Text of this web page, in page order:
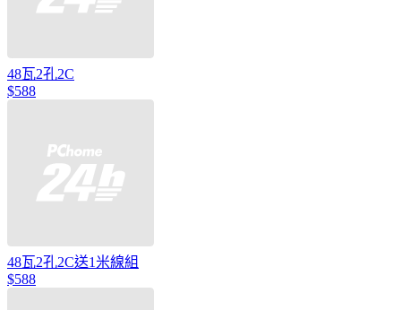
48瓦2孔2C
$588
48瓦2孔2C送1米線組
$588